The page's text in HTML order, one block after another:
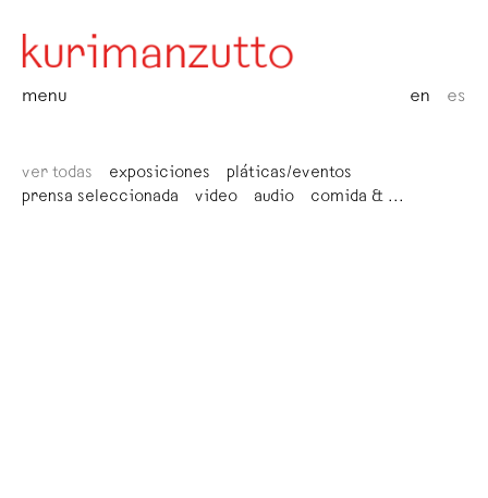
menu en es
ver todas exposiciones
pláticas/eventos
prensa seleccionada
video audio comida & ...